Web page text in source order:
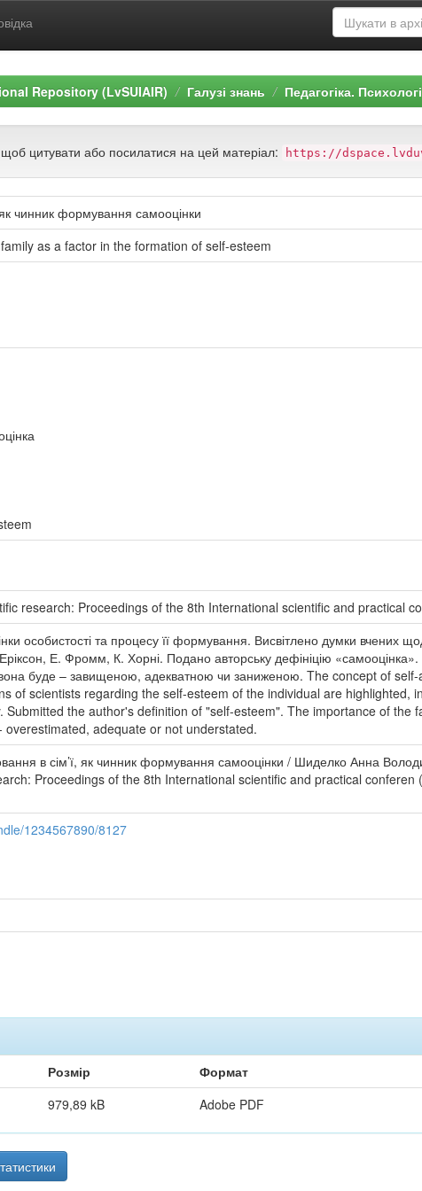
Repository (LvSUIAIR) Галузі знань Педагогіка.
цитувати або посилатися на цей матеріал: https://
чинник формування самооцінки
as a factor in the formation of self-esteem
research: Proceedings of the 8th International scientific and practical
особистості та процесу її формування. Висвітлено думки вчених
Е. Фромм, К. Хорні. Подано авторську дефініцію «самооцінка».
вона буде – завищеною, адекватною чи заниженою. The concept of
of scientists regarding the self-esteem of the individual are highlighted,
Submitted the author's definition of "self-esteem". The importance of the
adequate or not understated.
в сім’ї, як чинник формування самооцінки / Шиделко Анна
Proceedings of the 8th International scientific and practical
1234567890/8127
Розмір
Формат
979,89 kB Adobe PDF